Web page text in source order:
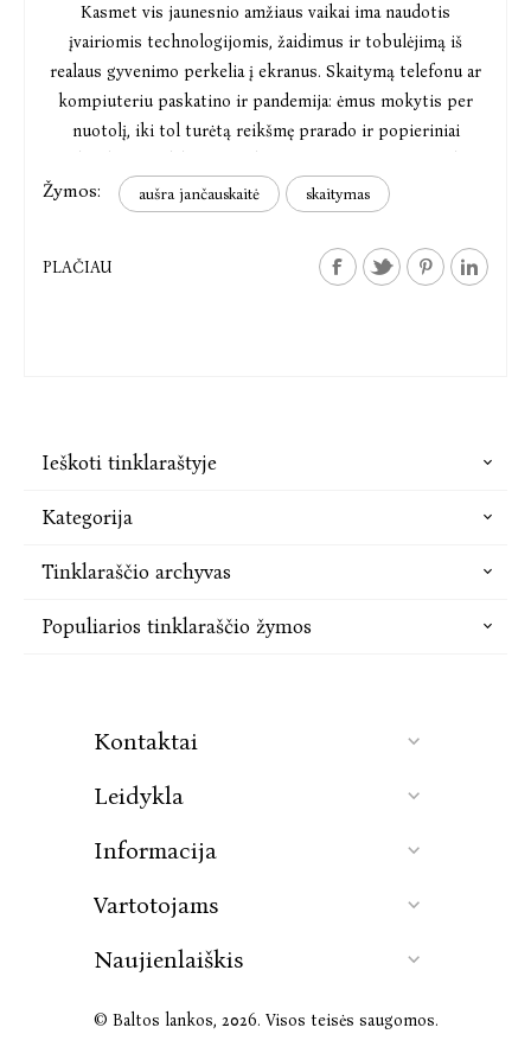
Kasmet vis jaunesnio amžiaus vaikai ima naudotis
įvairiomis technologijomis, žaidimus ir tobulėjimą iš
realaus gyvenimo perkelia į ekranus. Skaitymą telefonu ar
kompiuteriu paskatino ir pandemija: ėmus mokytis per
nuotolį, iki tol turėtą reikšmę prarado ir popieriniai
nesižavėti moderniais sprendimais ir neskubėti knygų
Žymos: aušra jančauskaitė skaitymas
PLAČIAU
Ieškoti tinklaraštyje
Kategorija
Tinklaraščio archyvas
Populiarios tinklaraščio žymos
Kontaktai
Leidykla
Informacija
Vartotojams
Naujienlaiškis
© Baltos lankos, 2026. Visos teisės saugomos.